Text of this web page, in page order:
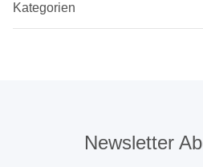
Kategorien
Newsletter